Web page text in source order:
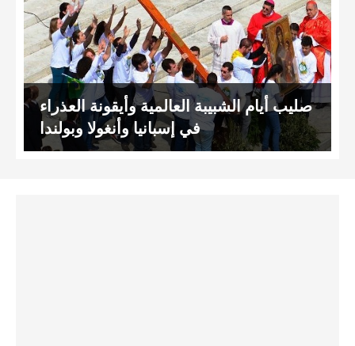
صليب أيام الشبيبة العالمية وأيقونة العذراء
في إسبانيا وأنغولا وبولندا